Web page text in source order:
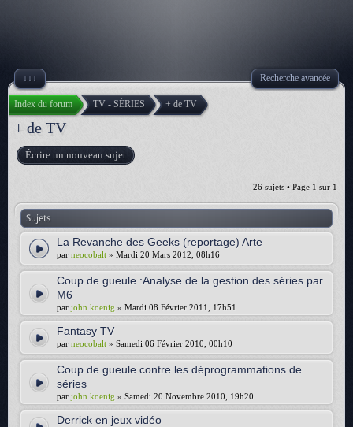
↓↓↓ Recherche avancée
Index du forum TV - SÉRIES + de TV
+ de TV
Écrire un nouveau sujet
26 sujets • Page 1 sur 1
Sujets
La Revanche des Geeks (reportage) Arte
par neocobalt » Mardi 20 Mars 2012, 08h16
Coup de gueule :Analyse de la gestion des séries par
M6
par john.koenig » Mardi 08 Février 2011, 17h51
Fantasy TV
par neocobalt » Samedi 06 Février 2010, 00h10
Coup de gueule contre les déprogrammations de
séries
par john.koenig » Samedi 20 Novembre 2010, 19h20
Derrick en jeux vidéo